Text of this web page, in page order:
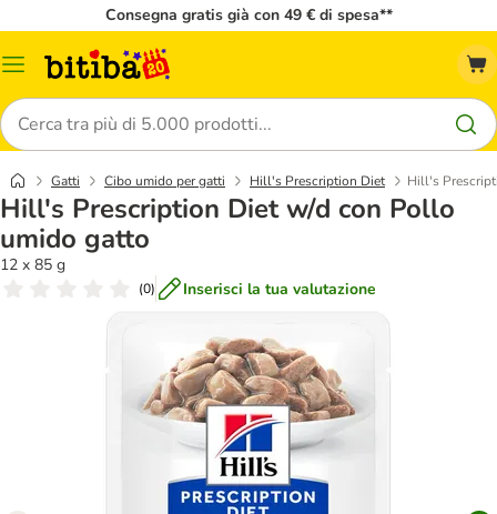
Consegna gratis già con 49 € di spesa**
Overview
Cerca
Gatti Cibo umido per gatti Hill's Prescription Diet Hill's
Hill's Prescription Diet w/d con Pollo
umido gatto
12 x 85 g
(0) Inserisci la tua valutazione